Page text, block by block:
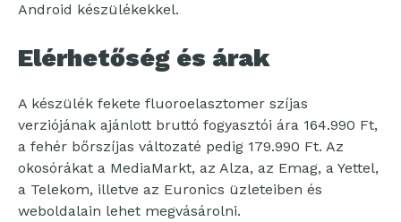
Android készülékekkel.
Elérhetőség és árak
A készülék fekete fluoroelasztomer szíjas
verziójának ajánlott bruttó fogyasztói ára 164.990 Ft,
a fehér bőrszíjas változaté pedig 179.990 Ft. Az
okosórákat a MediaMarkt, az Alza, az Emag, a Yettel,
a Telekom, illetve az Euronics üzleteiben és
weboldalain lehet megvásárolni.